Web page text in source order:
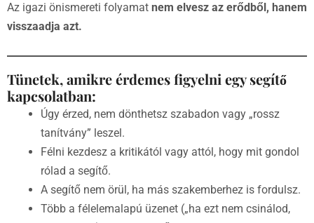
Az igazi önismereti folyamat nem elvesz az erődből, hanem
visszaadja azt.
Tünetek, amikre érdemes figyelni egy segítő
kapcsolatban:
Úgy érzed, nem dönthetsz szabadon vagy „rossz
tanítvány” leszel.
Félni kezdesz a kritikától vagy attól, hogy mit gondol
rólad a segítő.
A segítő nem örül, ha más szakemberhez is fordulsz.
Több a félelemalapú üzenet („ha ezt nem csinálod,